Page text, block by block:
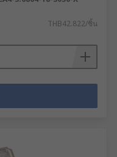
THB42.822/ชิ้น